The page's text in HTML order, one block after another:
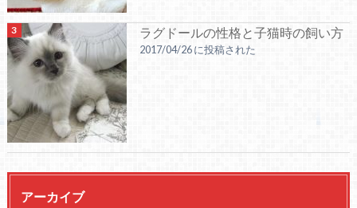
ラグドールの性格と子猫時の飼い方
2017/04/26 に投稿された
アーカイブ